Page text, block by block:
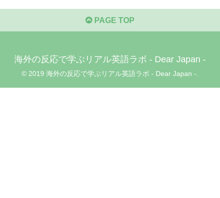
PAGE TOP
海外の反応で学ぶリアル英語ラボ - Dear Japan -
© 2019 海外の反応で学ぶリアル英語ラボ - Dear Japan -.